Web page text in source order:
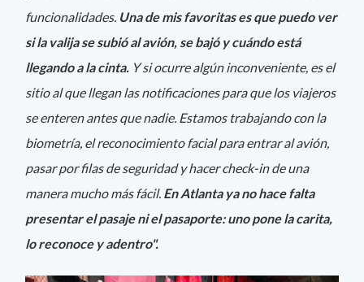
funcionalidades. Una de mis favoritas es que puedo ver
si la valija se subió al avión, se bajó y cuándo está
llegando a la cinta. Y si ocurre algún inconveniente, es el
sitio al que llegan las notificaciones para que los viajeros
se enteren antes que nadie. Estamos trabajando con la
biometría, el reconocimiento facial para entrar al avión,
pasar por filas de seguridad y hacer check-in de una
manera mucho más fácil. En Atlanta ya no hace falta
presentar el pasaje ni el pasaporte: uno pone la carita,
lo reconoce y adentro".